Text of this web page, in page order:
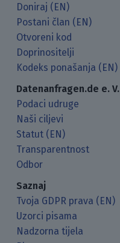
Doniraj (EN)
Postani član (EN)
Otvoreni kod
Doprinositelji
Kodeks ponašanja (EN)
Datenanfragen.de e. V.
Podaci udruge
Naši ciljevi
Statut (EN)
Transparentnost
Odbor
Saznaj
Tvoja GDPR prava (EN)
Uzorci pisama
Nadzorna tijela